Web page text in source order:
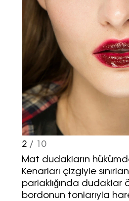
2 / 10
Mat dudakların
Kenarları çizgiyle
parlaklığında dudaklar
bordonun tonlarıyla